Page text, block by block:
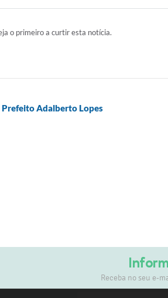
o primeiro a curtir esta notícia.
Adalberto Lopes
Receba no seu e-